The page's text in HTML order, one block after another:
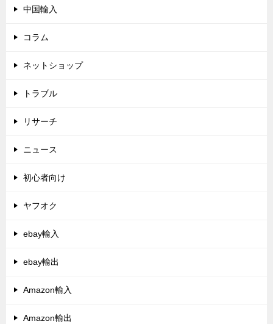
中国輸入
コラム
ネットショップ
トラブル
リサーチ
ニュース
初心者向け
ヤフオク
ebay輸入
ebay輸出
Amazon輸入
Amazon輸出